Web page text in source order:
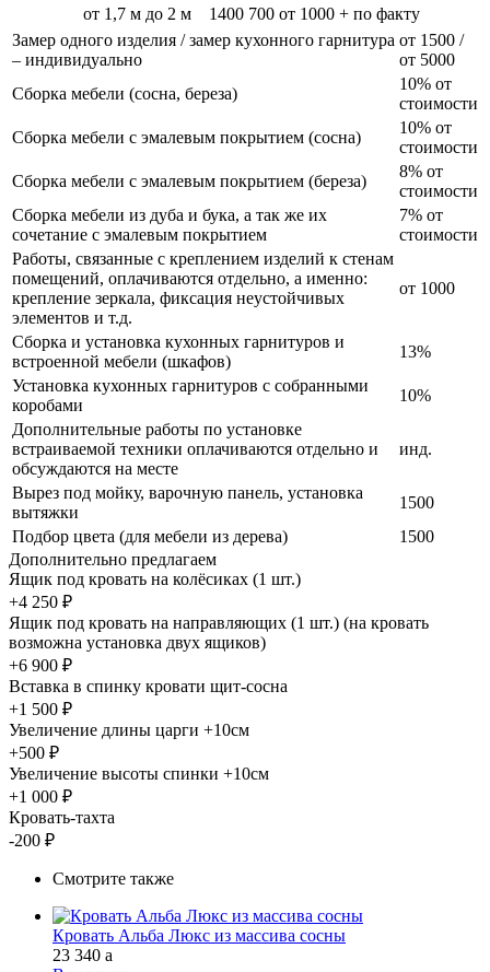
от 1,7 м до 2 м
1400 700 от 1000 + по факту
Замер одного изделия / замер кухонного гарнитура
– индивидуально
от 1500 /
от 5000
Сборка мебели (сосна, береза)
10% от
стоимости
Сборка мебели с эмалевым покрытием (сосна)
10% от
стоимости
Сборка мебели с эмалевым покрытием (береза)
8% от
стоимости
Сборка мебели из дуба и бука, а так же их
сочетание с эмалевым покрытием
7% от
стоимости
Работы, связанные с креплением изделий к стенам
помещений, оплачиваются отдельно, а именно:
крепление зеркала, фиксация неустойчивых
элементов и т.д.
от 1000
Сборка и установка кухонных гарнитуров и
встроенной мебели (шкафов)
13%
Установка кухонных гарнитуров с собранными
коробами
10%
Дополнительные работы по установке
встраиваемой техники оплачиваются отдельно и
обсуждаются на месте
инд.
Вырез под мойку, варочную панель, установка
вытяжки
1500
Подбор цвета (для мебели из дерева)
1500
Дополнительно предлагаем
Ящик под кровать на колёсиках (1 шт.)
+4 250 ₽
Ящик под кровать на направляющих (1 шт.) (на кровать
возможна установка двух ящиков)
+6 900 ₽
Вставка в спинку кровати щит-сосна
+1 500 ₽
Увеличение длины царги +10см
+500 ₽
Увеличение высоты спинки +10см
+1 000 ₽
Кровать-тахта
-200 ₽
Смотрите также
Кровать Альба Люкс из массива сосны
23 340 a